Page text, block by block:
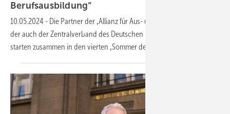
Berufsausbildung“
10.05.2024 - Die Partner der ‚Allianz für Aus- und Weiterbildung‘, zu
der auch der Zentralverband des Deutschen Handwerks gehört,
starten zusammen in den vierten ‚Sommer der